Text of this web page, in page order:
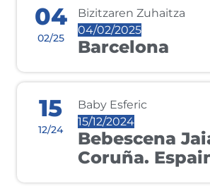
04
02/25
Bizitzaren Zuhaitza
04/02/2025
Barcelona
15
12/24
Baby Esferic
15/12/2024
Bebescena
Coruña.